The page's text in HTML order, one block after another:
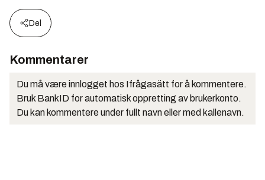
Del
Kommentarer
Du må være innlogget hos Ifrågasätt for å kommentere.
Bruk BankID for automatisk oppretting av brukerkonto.
Du kan kommentere under fullt navn eller med kallenavn.